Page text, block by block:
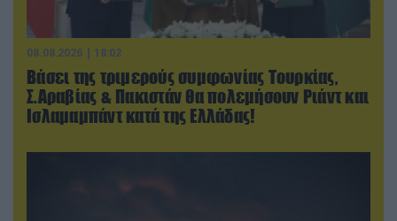
08.08.2026 | 18:02
Βάσει της τριμερούς συμφωνίας Τουρκίας,
Σ.Αραβίας & Πακιστάν θα πολεμήσουν Ριάντ και
Ισλαμαμπάντ κατά της Ελλάδας!